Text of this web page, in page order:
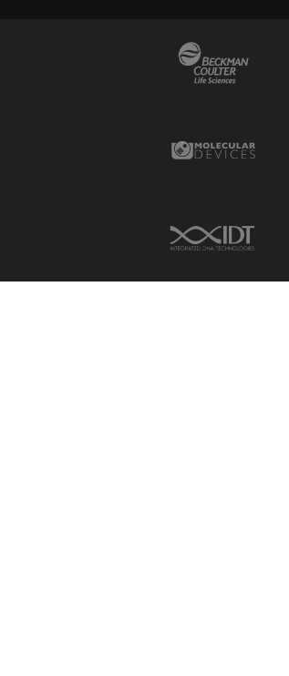
Molecular
IDT Link